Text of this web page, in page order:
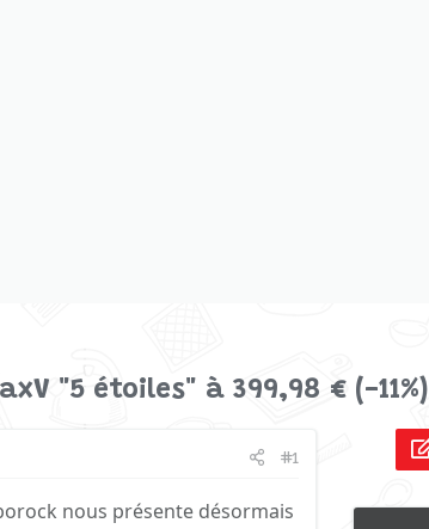
"5 étoiles" à 399,98 € (-11%)
#1
nous présente désormais